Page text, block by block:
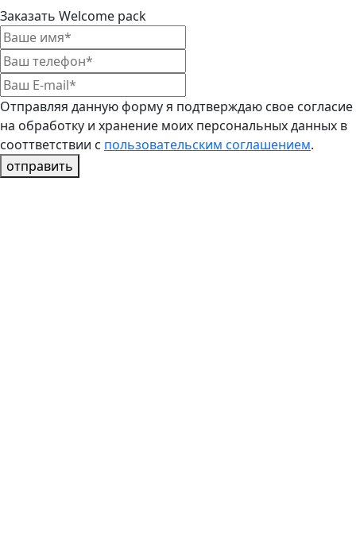
Заказать Welcome pack
Отправляя данную форму я подтверждаю свое согласие
на обработку и хранение моих персональных данных в
сооттветствии с пользовательским соглашением.
отправить